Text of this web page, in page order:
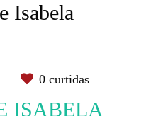
Isabela
0 curtidas
ISABELA